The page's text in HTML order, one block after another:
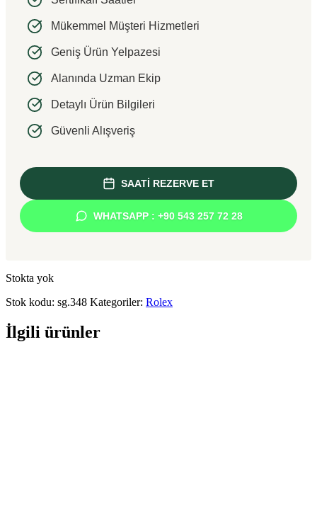
Mükemmel Müşteri Hizmetleri
Geniş Ürün Yelpazesi
Alanında Uzman Ekip
Detaylı Ürün Bilgileri
Güvenli Alışveriş
SAATİ REZERVE ET
WHATSAPP : +90 543 257 72 28
Stokta yok
Stok kodu: sg.348 Kategoriler: Rolex
İlgili ürünler